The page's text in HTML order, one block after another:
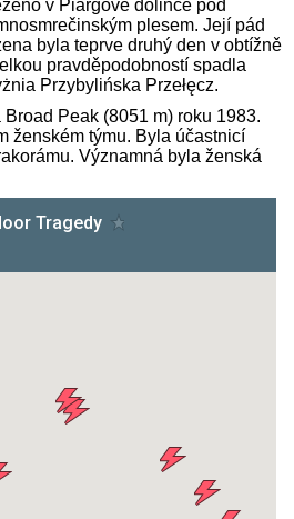
v Piargové dolince pod
plesem. Její pád
byla teprve druhý den v obtížně
pravděpodobností spadla
Przybylińska Przełęcz.
Peak (8051 m) roku 1983.
ženském týmu. Byla účastnicí
Významná byla ženská